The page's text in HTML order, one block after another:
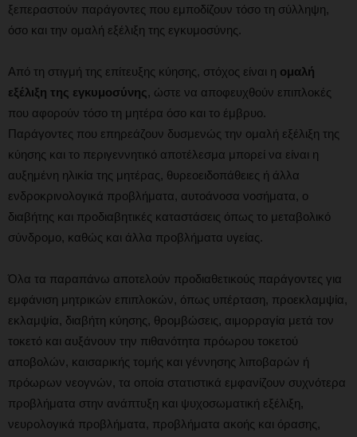
ξεπεραστούν παράγοντες που εμποδίζουν τόσο τη σύλληψη,
όσο και την ομαλή εξέλιξη της εγκυμοσύνης.
Από τη στιγμή της επίτευξης κύησης, στόχος είναι η ομαλή
εξέλιξη της εγκυμοσύνης , ώστε να αποφευχθούν επιπλοκές
που αφορούν τόσο τη μητέρα όσο και το έμβρυο.
Παράγοντες που επηρεάζουν δυσμενώς την ομαλή εξέλιξη της
κύησης και το περιγεννητικό αποτέλεσμα μπορεί να είναι η
αυξημένη ηλικία της μητέρας, θυρεοειδοπάθειες ή άλλα
ενδροκρινολογικά προβλήματα, αυτοάνοσα νοσήματα, ο
διαβήτης και προδιαβητικές καταστάσεις όπως το μεταβολικό
σύνδρομο, καθώς και άλλα προβλήματα υγείας.
Όλα τα παραπάνω αποτελούν προδιαθετικούς παράγοντες για
εμφάνιση μητρικών επιπλοκών, όπως υπέρταση, προεκλαμψία,
εκλαμψία, διαβήτη κύησης, θρομβώσεις, αιμορραγία μετά τον
τοκετό και αυξάνουν την πιθανότητα πρόωρου τοκετού
αποβολών, καισαρικής τομής και γέννησης λιποβαρών ή
πρόωρων νεογνών, τα οποία στατιστικά εμφανίζουν συχνότερα
προβλήματα στην ανάπτυξη και ψυχοσωματική εξέλιξη,
νευρολογικά προβλήματα, προβλήματα ακοής και όρασης,